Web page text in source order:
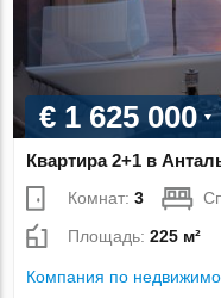
€ 1 625 000
Квартира 2+1 в
Комнат:3
Площадь:225 м²
Компания по